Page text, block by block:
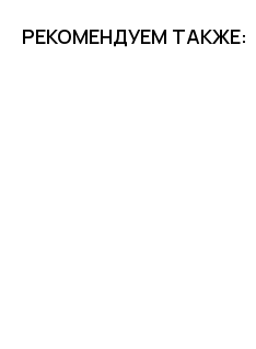
РЕКОМЕНДУЕМ ТАКЖЕ: